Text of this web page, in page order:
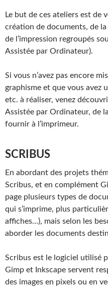
Le but de ces ateliers est de
création de documents, de
de l’impression regroupés
Assistée par Ordinateur).
Si vous n’avez pas encore
graphisme et que vous avez
etc. à réaliser, venez
Assistée par Ordinateur, de
fournir à l’imprimeur.
SCRIBUS
En abordant des projets
Scribus, et en complément
page plusieurs types de
qui s’imprime, plus
affiches…), mais selon les
aborder les documents
Scribus est le logiciel utilisé
Gimp et Inkscape servent
des images en pixels ou en